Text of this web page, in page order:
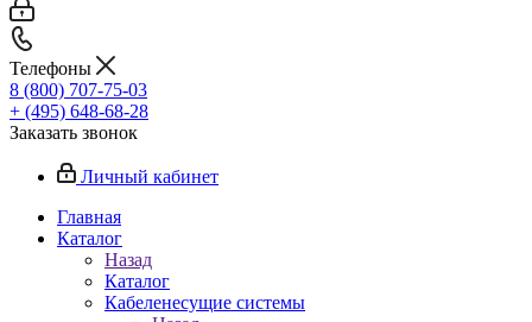
Телефоны
8 (800) 707-75-03
+ (495) 648-68-28
Заказать звонок
Личный кабинет
Главная
Каталог
Назад
Каталог
Кабеленесущие системы